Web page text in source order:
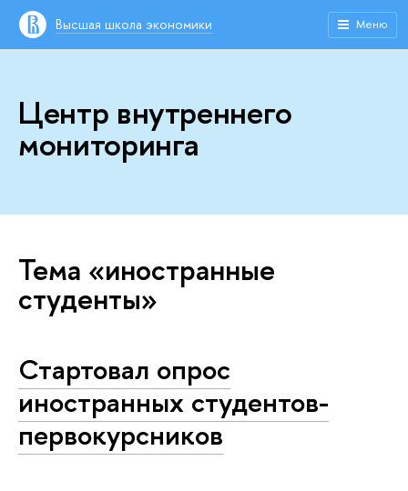
Высшая школа экономики Меню
Центр внутреннего
мониторинга
Тема «иностранные
студенты»
Стартовал опрос
иностранных студентов-
первокурсников